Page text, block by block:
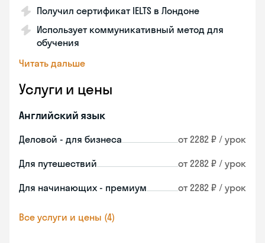
Получил сертификат IELTS в Лондоне
Использует коммуникативный метод для
обучения
Читать дальше
Услуги и цены
Английский язык
Деловой - для бизнеса от 2282 ₽ / урок
Для путешествий от 2282 ₽ / урок
Для начинающих - премиум от 2282 ₽ / урок
Все услуги и цены (4)